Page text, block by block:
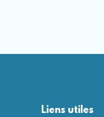
Liens utiles